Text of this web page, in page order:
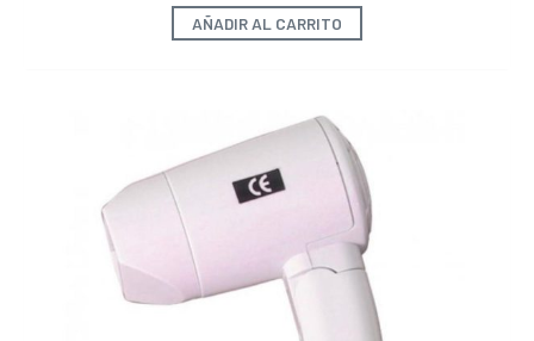
AÑADIR AL CARRITO